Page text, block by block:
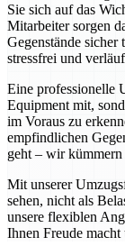
Sie sich auf das
Mitarbeiter sorgen
Gegenstände
stressfrei und
Eine professionelle
Equipment mit,
im Voraus zu
empfindlichen
geht – wir kümmern
Mit unserer
sehen, nicht als
unsere flexiblen
Ihnen Freude